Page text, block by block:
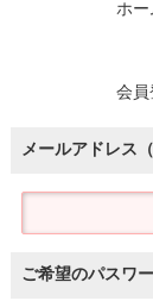
ホ
会員
メールアドレス
ご希望のパスワ